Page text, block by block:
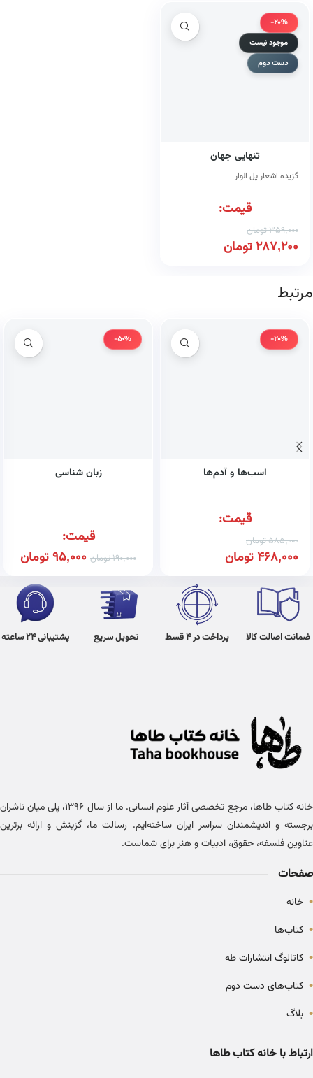
-20%
موجود نیست
دست دوم
تنهایی جهان
گزیده اشعار پل الوار
قیمت:
359,000تومان
287,200تومان
مرتبط
-20%
اسب‌ها و آدم‌ها
قیمت:
585,000تومان
468,000تومان
-50%
زبان شناسی
قیمت:
190,000تومان 95,000تومان
ضمانت اصالت کالا پرداخت در 4 قسط تحویل سریع پشتیبانی 24 ساعته
خانه کتاب طاها، مرجع تخصصی آثار علوم انسانی. ما از سال ۱۳۹۶، پلی میان ناشران
برجسته و اندیشمندان سراسر ایران ساخته‌ایم. رسالت ما، گزینش و ارائه برترین
عناوین فلسفه، حقوق، ادبیات و هنر برای شماست.
صفحات
• خانه
• کتاب‌ها
• کاتالوگ انتشارات طه
• کتاب‌های دست دوم
• بلاگ
ارتباط با خانه کتاب طاها